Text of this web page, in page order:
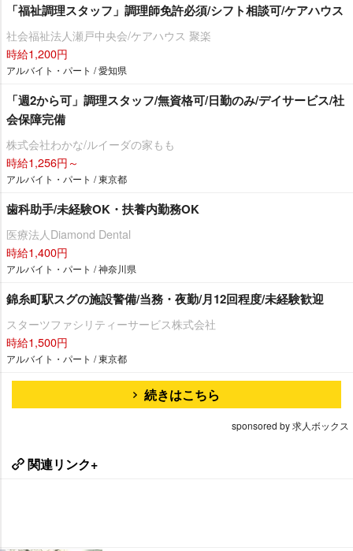
「福祉調理スタッフ」調理師免許必須/シフト相談可/ケアハウス
社会福祉法人瀬戸中央会/ケアハウス 聚楽
時給1,200円
アルバイト・パート / 愛知県
「週2から可」調理スタッフ/無資格可/日勤のみ/デイサービス/社
会保障完備
株式会社わかな/ルイーダの家もも
時給1,256円～
アルバイト・パート / 東京都
歯科助手/未経験OK・扶養内勤務OK
医療法人Diamond Dental
時給1,400円
アルバイト・パート / 神奈川県
錦糸町駅スグの施設警備/当務・夜勤/月12回程度/未経験歓迎
スターツファシリティーサービス株式会社
時給1,500円
アルバイト・パート / 東京都
続きはこちら
sponsored by 求人ボックス
関連リンク+